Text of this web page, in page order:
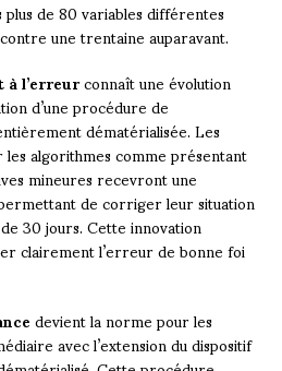
de 80 variables différentes
une trentaine auparavant.
l’erreurconnaît une évolution
d’une procédure de
dématérialisée. Les
algorithmes comme présentant
mineures recevront une
de corriger leur situation
30 jours. Cette innovation
clairement l’erreur de bonne foi
devient la norme pour les
avec l’extension du dispositif